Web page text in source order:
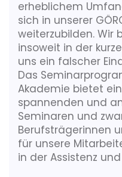
erheblichem
sich in unserer
weiterzubilden. Wir
insoweit in der
uns ein falscher
Das
Akademie bietet
spannenden und
Seminaren und
Berufsträgerinnen
für unsere
in der Assistenz